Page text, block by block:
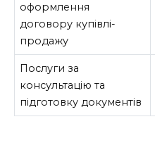
оформлення
договору купівлі-
продажу
Послуги за
консультацію та
підготовку документів